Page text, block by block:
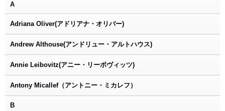
A
Adriana Oliver(アドリアナ・オリバー)
Andrew Althouse(アンドリュー・アルトハウス)
Annie Leibovitz(アニー・リーボヴィッツ)
Antony Micallef（アントニー・ミカレフ）
B